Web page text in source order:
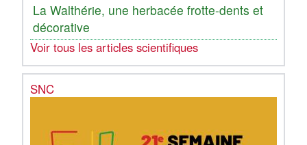
La Walthérie, une herbacée frotte-dents et
décorative
Voir tous les articles scientifiques
SNC